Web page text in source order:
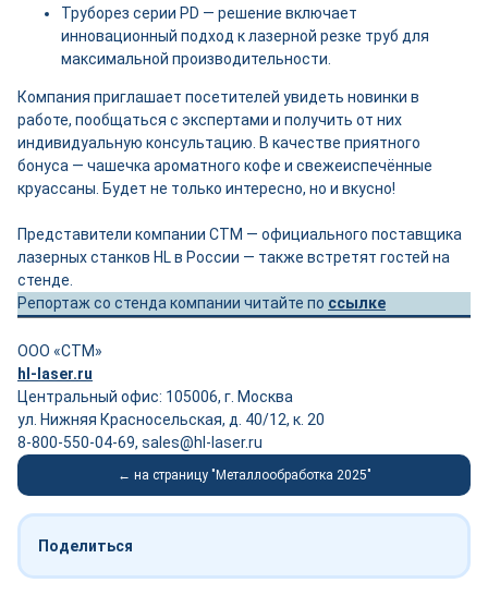
Труборез серии PD — решение включает
инновационный подход к лазерной резке труб для
максимальной производительности.
Компания приглашает посетителей увидеть новинки в
работе, пообщаться с экспертами и получить от них
индивидуальную консультацию. В качестве приятного
бонуса — чашечка ароматного кофе и свежеиспечённые
круассаны. Будет не только интересно, но и вкусно!
Представители компании СТМ — официального поставщика
лазерных станков HL в России — также встретят гостей на
стенде.
Репортаж со стенда компании читайте по ссылке
ООО «СТМ»
hl-laser.ru
Центральный офис: 105006, г. Москва
ул. Нижняя Красносельская, д. 40/12, к. 20
8-800-550-04-69, sales@hl-laser.ru
← на страницу "Металлообработка 2025"
Поделиться